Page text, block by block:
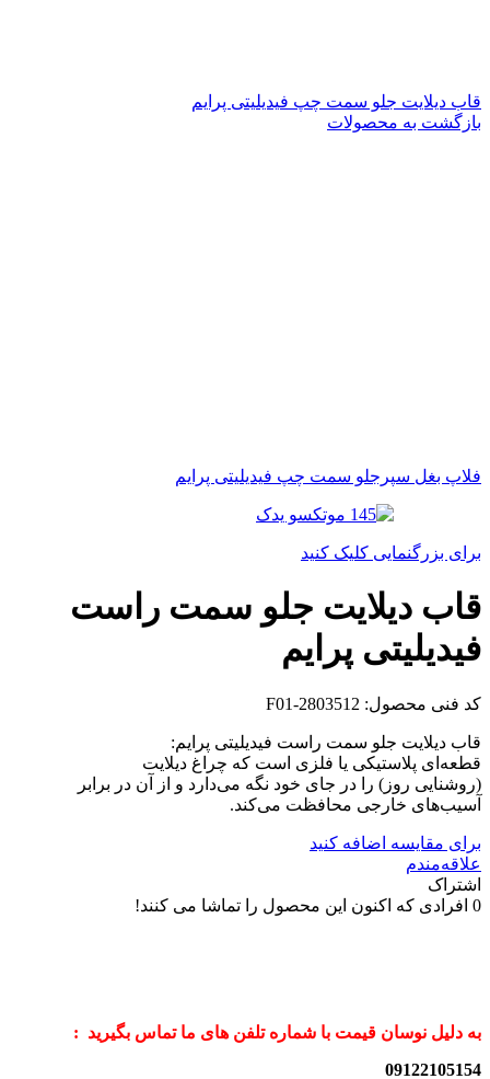
قاب دیلایت جلو سمت چپ فیدیلیتی پرایم
بازگشت به محصولات
فلاپ بغل سپرجلو سمت چپ فیدیلیتی پرایم
برای بزرگنمایی کلیک کنید
قاب دیلایت جلو سمت راست
فیدیلیتی پرایم
کد فنی محصول: F01-2803512
قاب دیلایت جلو سمت راست فیدیلیتی پرایم:
قطعه‌ای پلاستیکی یا فلزی است که چراغ دیلایت
(روشنایی روز) را در جای خود نگه می‌دارد و از آن در برابر
آسیب‌های خارجی محافظت می‌کند.
برای مقایسه اضافه کنید
علاقه‌مندم
اشتراک
0 افرادی که اکنون این محصول را تماشا می کنند!
به دلیل نوسان قیمت با شماره تلفن های ما تماس بگیرید :
09122105154